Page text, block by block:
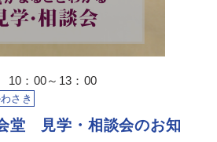
10：00～13：00
さき
堂 見学・相談会のお知